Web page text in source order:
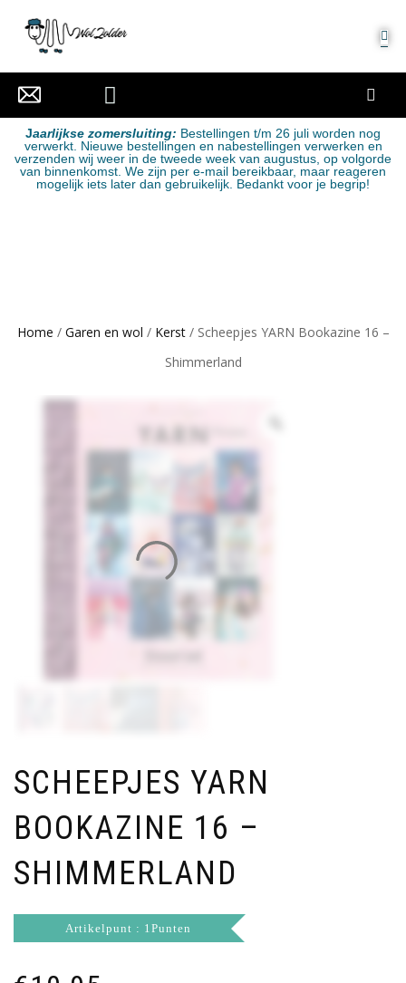
Jaarlijkse zomersluiting: Bestellingen t/m 26 juli worden nog
verwerkt. Nieuwe bestellingen en nabestellingen verwerken en
verzenden wij weer in de tweede week van augustus, op volgorde
van binnenkomst. We zijn per e-mail bereikbaar, maar reageren
mogelijk iets later dan gebruikelijk. Bedankt voor je begrip!
Home / Garen en wol / Kerst/ Scheepjes YARN Bookazine 16 –
Shimmerland
SCHEEPJES YARN
BOOKAZINE 16 –
SHIMMERLAND
Artikelpunt : 1Punten